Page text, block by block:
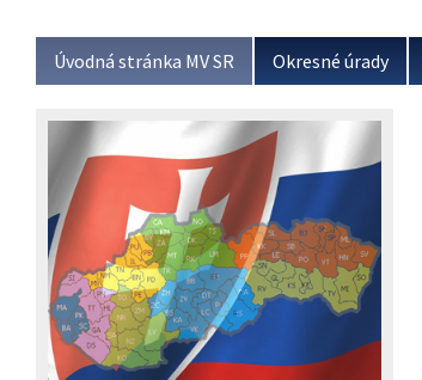
Úvodná stránka MV SR Okresné úrady